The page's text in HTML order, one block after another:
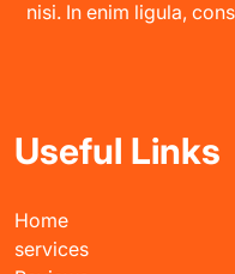
nisi. In enim ligula,
Useful Links
Home
services